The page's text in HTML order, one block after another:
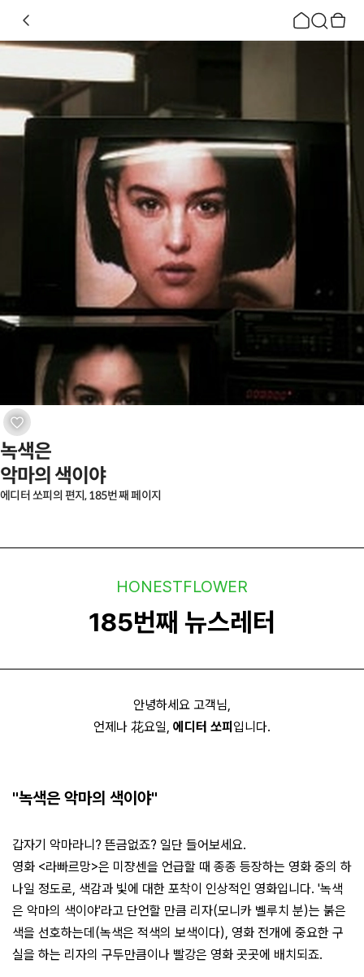
녹색은
악마의 색이야
에디터 쏘피의 편지, 185번 째 페이지
HONESTFLOWER
185번째 뉴스레터
안녕하세요 고객님,
언제나 花요일, 에디터 쏘피 입니다.
"녹색은 악마의 색이야"
갑자기 악마라니? 뜬금없죠? 일단 들어보세요.
영화 <라빠르망>은 미쟝센을 언급할 때 종종 등장하는 영화 중의 하
나일 정도로, 색감과 빛에 대한 포착이 인상적인 영화입니다. '녹색
은 악마의 색이야'라고 단언할 만큼 리자(모니카 벨루치 분)는 붉은
색을 선호하는데(녹색은 적색의 보색이다), 영화 전개에 중요한 구
실을 하는 리자의 구두만큼이나 빨강은 영화 곳곳에 배치되죠.